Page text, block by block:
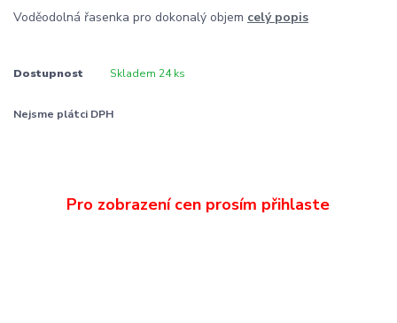
Voděodolná řasenka pro dokonalý objem celý popis
Dostupnost Skladem 24 ks
Nejsme plátci DPH